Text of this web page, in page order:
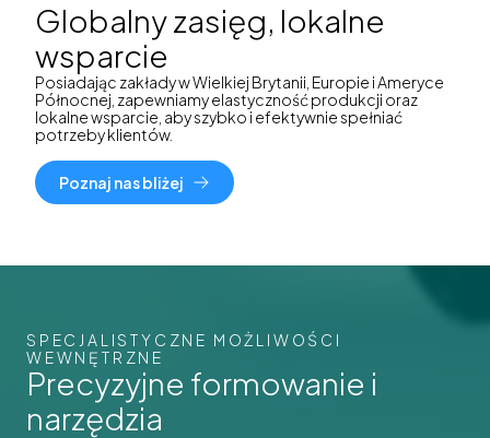
Globalny zasięg, lokalne
wsparcie
Posiadając zakłady w Wielkiej Brytanii, Europie i Ameryce
Północnej, zapewniamy elastyczność produkcji oraz
lokalne wsparcie, aby szybko i efektywnie spełniać
potrzeby klientów.
Poznaj nas bliżej
SPECJALISTYCZNE MOŻLIWOŚCI
WEWNĘTRZNE
Precyzyjne formowanie i
narzędzia